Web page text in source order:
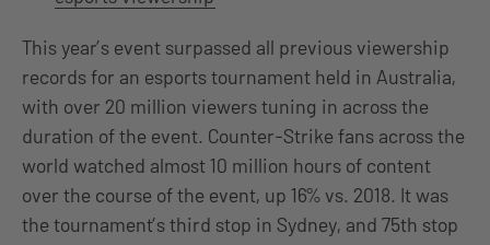
This year’s event surpassed all previous viewership
records for an esports tournament held in Australia,
with over 20 million viewers tuning in across the
duration of the event. Counter-Strike fans across the
world watched almost 10 million hours of content
over the course of the event, up 16% vs. 2018. It was
the tournament’s third stop in Sydney, and 75th stop